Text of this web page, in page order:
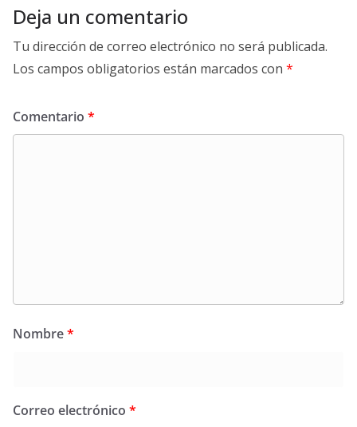
Deja un comentario
Tu dirección de correo electrónico no será publicada.
Los campos obligatorios están marcados con *
Comentario *
Nombre*
Correo electrónico *